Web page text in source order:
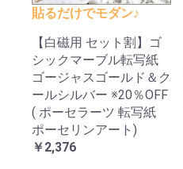
貼るだけでモダン♪
【白磁用 セット割】ゴ
シックマーブル転写紙
ゴージャスゴールド＆ク
ールシルバー ※20％OFF
( ポーセラーツ 転写紙
ポーセリンアート)
￥2,376